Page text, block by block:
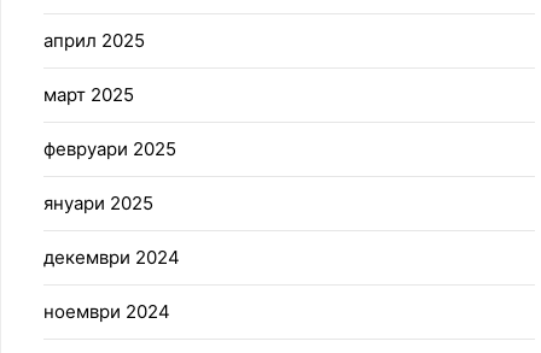
април 2025
март 2025
февруари 2025
януари 2025
декември 2024
ноември 2024